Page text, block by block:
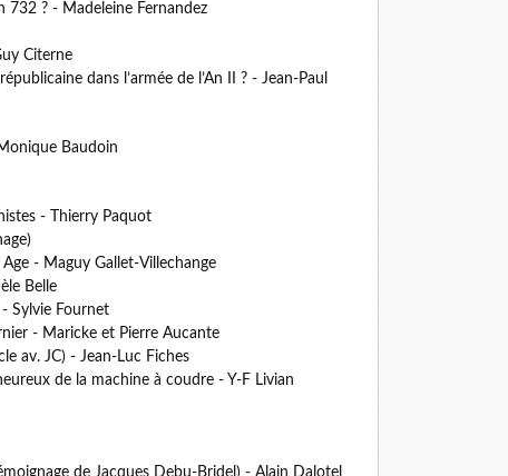
732 ? - Madeleine Fernandez
Citerne
dans l’armée de l’An II ? - Jean-Paul
Baudoin
- Thierry Paquot
- Maguy Gallet-Villechange
Belle
Sylvie Fournet
- Maricke et Pierre Aucante
av. JC) - Jean-Luc Fiches
de la machine à coudre - Y-F Livian
de Jacques Debu-Bridel) - Alain Dalotel